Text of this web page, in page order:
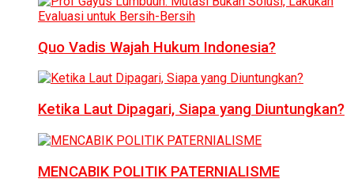
Quo Vadis Wajah Hukum Indonesia?
Ketika Laut Dipagari, Siapa yang Diuntungkan?
MENCABIK POLITIK PATERNIALISME